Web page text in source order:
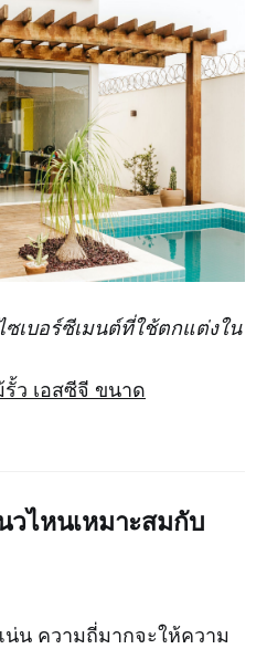
เบอร์ซีเมนต์ที่ใช้ตกแต่งใน
รั้ว เอสซีจี ขนาด
วไหนเหมาะสมกับ
น ความถี่มากจะให้ความ